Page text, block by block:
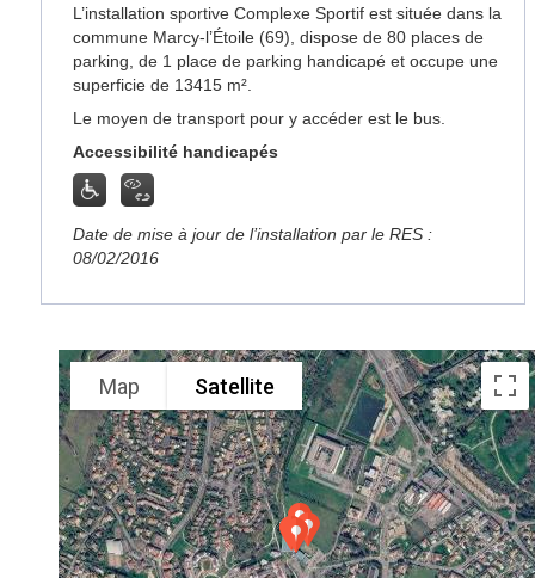
L’installation sportive Complexe Sportif est située dans la
commune Marcy-l’Étoile (69), dispose de 80 places de
parking, de 1 place de parking handicapé et occupe une
superficie de 13415 m².
Le moyen de transport pour y accéder est le bus.
Accessibilité handicapés
Date de mise à jour de l’installation par le RES :
08/02/2016
Map Satellite